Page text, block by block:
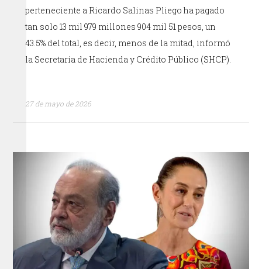
perteneciente a Ricardo Salinas Pliego ha pagado
tan solo 13 mil 979 millones 904 mil 51 pesos, un
43.5% del total, es decir, menos de la mitad, informó
la Secretaría de Hacienda y Crédito Público (SHCP).
27 de mayo de 2026